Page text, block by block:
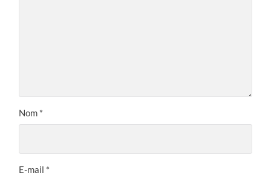
Nom *
E-mail *